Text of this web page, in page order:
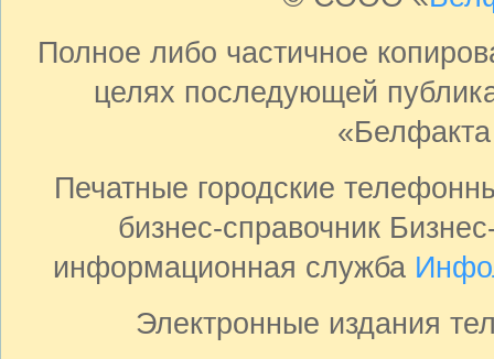
Полное либо частичное
целях последующей
Печатные городские
бизнес-справочник
информационная служба
Электронные издания